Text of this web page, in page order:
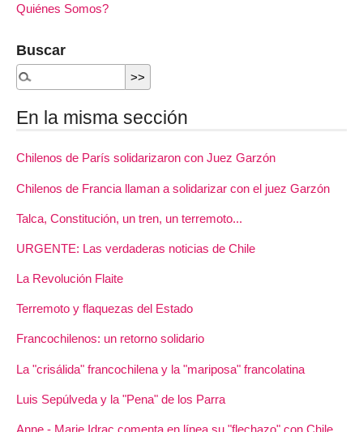
Quiénes Somos?
Buscar
En la misma sección
Chilenos de París solidarizaron con Juez Garzón
Chilenos de Francia llaman a solidarizar con el juez Garzón
Talca, Constitución, un tren, un terremoto...
URGENTE: Las verdaderas noticias de Chile
La Revolución Flaite
Terremoto y flaquezas del Estado
Francochilenos: un retorno solidario
La "crisálida" francochilena y la "mariposa" francolatina
Luis Sepúlveda y la "Pena" de los Parra
Anne - Marie Idrac comenta en línea su "flechazo" con Chile